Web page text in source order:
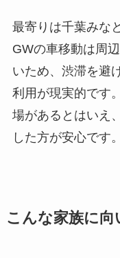
最寄りは千葉みな
GWの車移動は周
いため、渋滞を避
利用が現実的です
場があるとはいえ
した方が安心です。
こんな家族に